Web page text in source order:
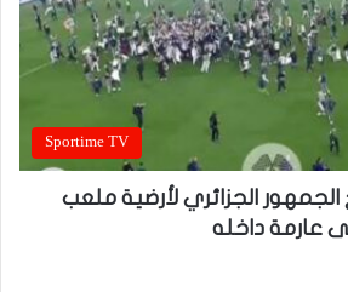
Sportime TV
الجزائري لأرضية ملعب
عارمة داخله